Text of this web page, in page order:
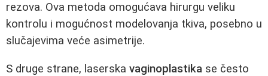
rezova. Ova metoda omogućava hirurgu veliku
kontrolu i mogućnost modelovanja tkiva, posebno u
slučajevima veće asimetrije.
S druge strane, laserska vaginoplastika se često